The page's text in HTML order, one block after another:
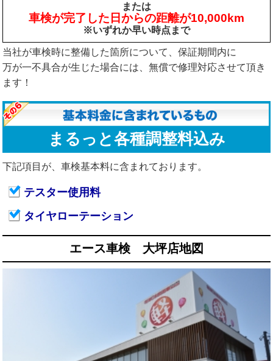
または
車検が完了した日からの距離が10,000km
※いずれか早い時点まで
当社が車検時に整備した箇所について、保証期間内に
万が一不具合が生じた場合には、無償で修理対応させて頂き
ます！
まるっと各種調整料込み
下記項目が、車検基本料に含まれております。
テスター使用料
タイヤローテーション
エース車検 大坪店地図